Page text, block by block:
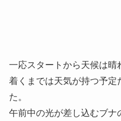
一応スタートから天候は晴
着くまでは天気が持つ予定
た。
午前中の光が差し込むブナ